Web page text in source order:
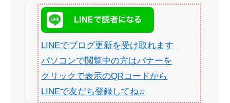
LINEでブログ更新を受け取れます
パソコンで閲覧中の方はバナーを
クリックで表示のQRコードから
LINEで友だち登録してね♫